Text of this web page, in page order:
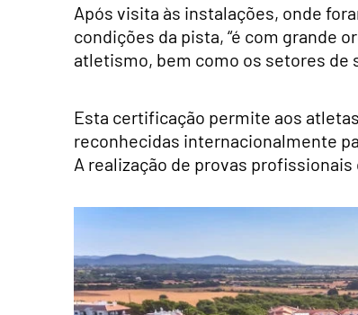
Após visita às instalações, onde
condições da pista, “é com grande
atletismo, bem como os setores de
Esta certificação permite aos
reconhecidas internacionalmente
A realização de provas